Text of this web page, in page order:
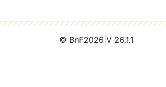
© BnF2026 V 26.1.1